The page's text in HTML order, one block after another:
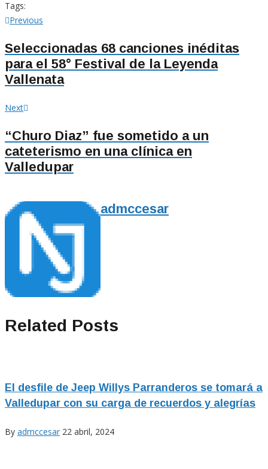
Tags:
Navegación
de
entradas
Previous
Seleccionadas 68 canciones inéditas
para el 58° Festival de la Leyenda
Vallenata
Next
“Churo Diaz” fue sometido a un
cateterismo en una clínica en
Valledupar
admccesar
Related Posts
El desfile de Jeep Willys Parranderos se tomará a
Valledupar con su carga de recuerdos y alegrías
By admccesar 22 abril, 2024